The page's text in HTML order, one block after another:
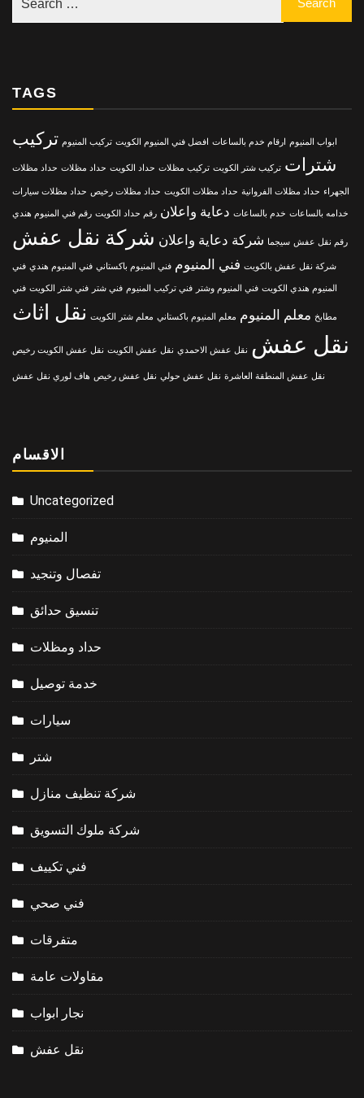
TAGS
ابواب المنيوم ارقام خدم بالساعات افضل فني المنيوم الكويت تركيب المنيوم تركيب
شترات تركيب شتر الكويت تركيب مظلات حداد الكويت حداد مظلات حداد مظلات
الجهراء حداد مظلات الفروانية حداد مظلات الكويت حداد مظلات رخيص حداد مظلات سيارات
خدامه بالساعات خدم بالساعات دعاية واعلان رقم حداد الكويت رقم فني المنيوم هندي
رقم نقل عفش سيجما شركة دعاية واعلان شركة نقل عفش
شركة نقل عفش بالكويت فني المنيوم فني المنيوم باكستاني فني المنيوم هندي فني
المنيوم هندي الكويت فني المنيوم وشتر فني تركيب المنيوم فني شتر فني شتر الكويت فني
مطابخ معلم المنيوم معلم المنيوم باكستاني معلم شتر الكويت نقل اثاث
نقل عفش نقل عفش الاحمدي نقل عفش الكويت نقل عفش الكويت رخيص
نقل عفش المنطقة العاشرة نقل عفش حولي نقل عفش رخيص هاف لوري نقل عفش
الاقسام
Uncategorized
المنيوم
تفصال وتنجيد
تنسيق حدائق
حداد ومظلات
خدمة توصيل
سيارات
شتر
شركة تنظيف منازل
شركة ملوك التسويق
فني تكييف
فني صحي
متفرقات
مقاولات عامة
نجار ابواب
نقل عفش